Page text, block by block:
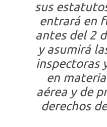
sus
entrará en
antes del 2
y asumirá
inspectoras
en
aérea y de
derechos